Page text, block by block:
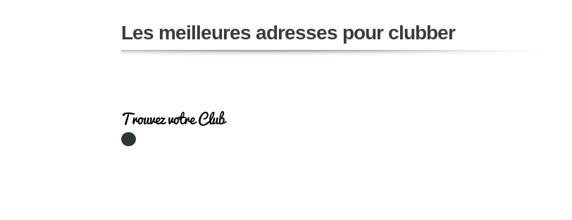
Les meilleures adresses pour clubber
Trouvez votre Club